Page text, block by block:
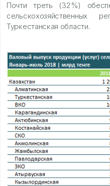
Почти треть (32%)
Туркестанская области.